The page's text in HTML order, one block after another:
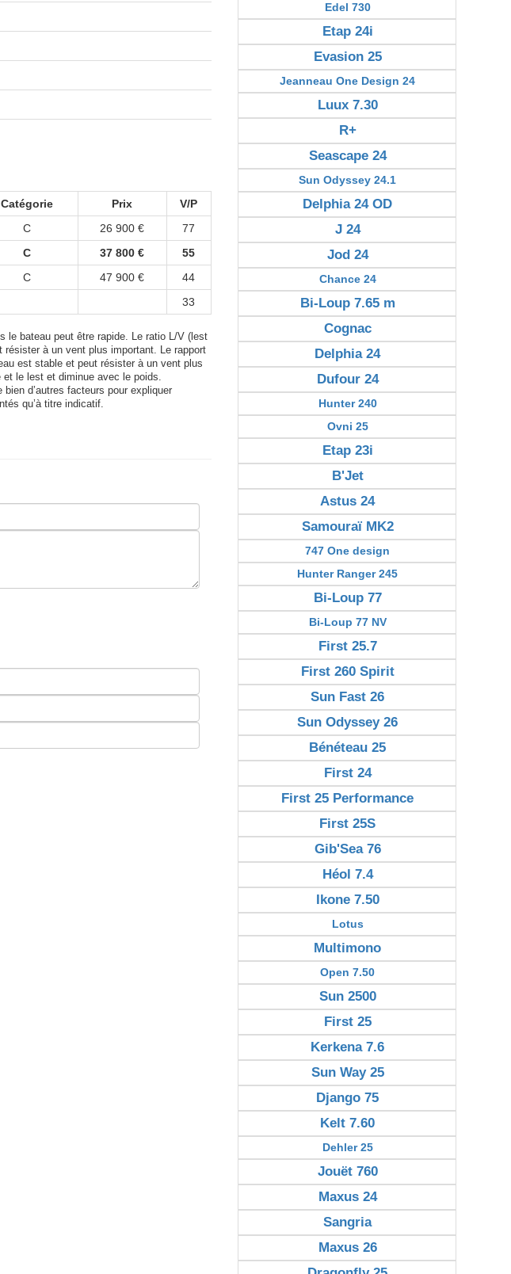
Catégorie Prix
V/P
C 26 900 €
77
C 37 800 €
55
C 47 900 €
44
33
le bateau peut être rapide. Le ratio L/V (lest
à un vent plus important. Le rapport
est stable et peut résister à un vent plus
et le lest et diminue avec le poids.
d’autres facteurs pour expliquer
qu’à titre indicatif.
Edel 730
Etap 24i
Evasion 25
Jeanneau One Design 24
Luux 7.30
R+
Seascape 24
Sun Odyssey 24.1
Delphia 24 OD
J 24
Jod 24
Chance 24
Bi-Loup 7.65 m
Cognac
Delphia 24
Dufour 24
Hunter 240
Ovni 25
Etap 23i
B'Jet
Astus 24
Samouraï MK2
747 One design
Hunter Ranger 245
Bi-Loup 77
Bi-Loup 77 NV
First 25.7
First 260 Spirit
Sun Fast 26
Sun Odyssey 26
Bénéteau 25
First 24
First 25 Performance
First 25S
Gib'Sea 76
Héol 7.4
Ikone 7.50
Lotus
Multimono
Open 7.50
Sun 2500
First 25
Kerkena 7.6
Sun Way 25
Django 75
Kelt 7.60
Dehler 25
Jouët 760
Maxus 24
Sangria
Maxus 26